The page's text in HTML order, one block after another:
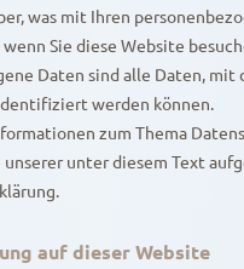
was mit Ihren
Sie diese Website
Daten sind alle Daten, mit
werden können.
zum Thema
unter diesem Text
auf dieser Website